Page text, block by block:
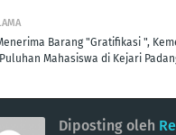
Barang "Gratifikasi ",
Mahasiswa di Kejari
Diposting oleh